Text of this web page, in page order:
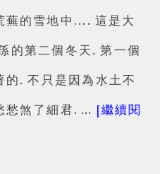
蕪的雪地中.... 這是大
的第二個冬天. 第一個
. 不只是因為水土不
愁煞了細君. … [繼續閱